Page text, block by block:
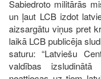
Sabiedroto militārās
un ļaut LCB izdot
aizsargātu viņus pret
laikā LCB publicēja
saturu: “Latviešu
valdības